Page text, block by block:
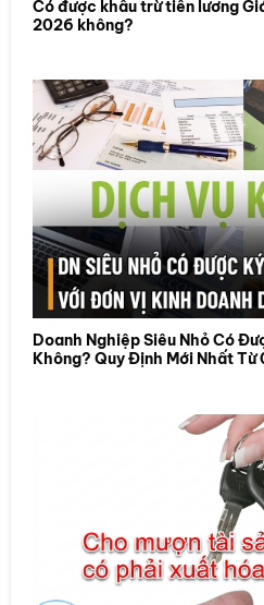
Có được khấu trừ tiền lương
2026 không?
Doanh Nghiệp Siêu Nhỏ Có
Không? Quy Định Mới Nhất